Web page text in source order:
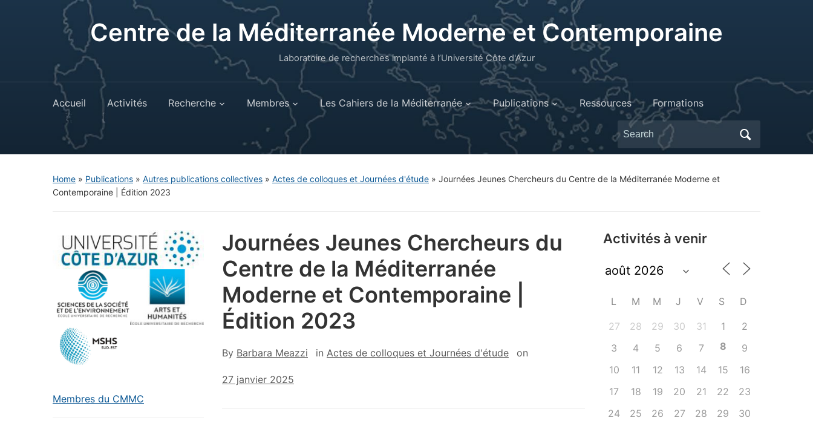
Centre de la Méditerranée Moderne et Contemporaine
Laboratoire de recherches implanté à l’Université Côte d'Azur
Accueil Activités Recherche Membres Les Cahiers de la Méditerranée Publications Ressources Formations
Search
for:
Home » Publications » Autres publications collectives » Actes de colloques et Journées d'étude » Journées Jeunes Chercheurs du Centre de la Méditerranée Moderne et
Contemporaine | Édition 2023
Membres du CMMC
Journées Jeunes Chercheurs du
Centre de la Méditerranée
Moderne et Contemporaine |
Édition 2023
By Barbara Meazzi in Actes de colloques et Journées d'étude on
27 janvier 2025
Activités à venir
L M M J V S D
27 28 29 30 31 1
2
3
4 5 6 7 8
9
10
11 12 13 14 15
16
17
18 19 20 21 22
23
24
25 26 27 28 29
30